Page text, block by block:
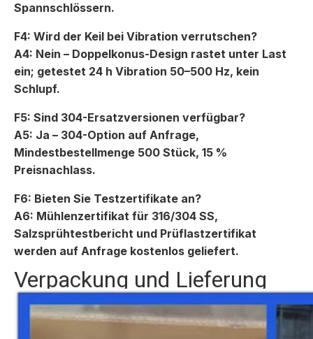
Spannschlössern.
F4: Wird der Keil bei Vibration verrutschen?
A4: Nein – Doppelkonus-Design rastet unter Last
ein; getestet 24 h Vibration 50–500 Hz, kein
Schlupf.
F5: Sind 304-Ersatzversionen verfügbar?
A5: Ja – 304-Option auf Anfrage,
Mindestbestellmenge 500 Stück, 15 %
Preisnachlass.
F6: Bieten Sie Testzertifikate an?
A6: Mühlenzertifikat für 316/304 SS,
Salzsprühtestbericht und Prüflastzertifikat
werden auf Anfrage kostenlos geliefert.
Verpackung und Lieferung